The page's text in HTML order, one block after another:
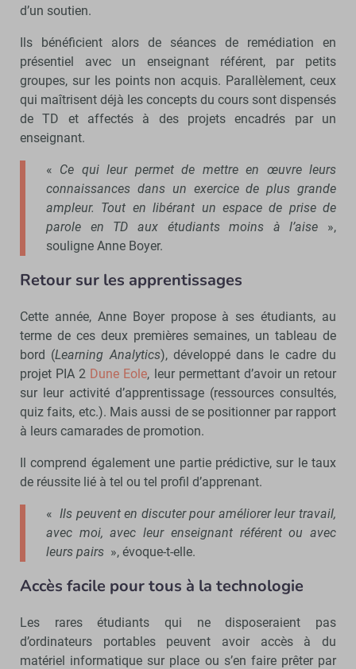
d’un soutien.
Ils bénéficient alors de séances de remédiation en
présentiel avec un enseignant référent, par petits
groupes, sur les points non acquis. Parallèlement, ceux
qui maîtrisent déjà les concepts du cours sont dispensés
de TD et affectés à des projets encadrés par un
enseignant.
« Ce qui leur permet de mettre en œuvre leurs
connaissances dans un exercice de plus grande
ampleur. Tout en libérant un espace de prise de
parole en TD aux étudiants moins à l’aise »,
souligne Anne Boyer.
Retour sur les apprentissages
Cette année, Anne Boyer propose à ses étudiants, au
terme de ces deux premières semaines, un tableau de
bord (Learning Analytics), développé dans le cadre du
projet PIA 2 Dune Eole, leur permettant d’avoir un retour
sur leur activité d’apprentissage (ressources consultés,
quiz faits, etc.). Mais aussi de se positionner par rapport
à leurs camarades de promotion.
Il comprend également une partie prédictive, sur le taux
de réussite lié à tel ou tel profil d’apprenant.
« Ils peuvent en discuter pour améliorer leur travail,
avec moi, avec leur enseignant référent ou avec
leurs pairs », évoque-t-elle.
Accès facile pour tous à la technologie
Les rares étudiants qui ne disposeraient pas
d’ordinateurs portables peuvent avoir accès à du
matériel informatique sur place ou s’en faire prêter par